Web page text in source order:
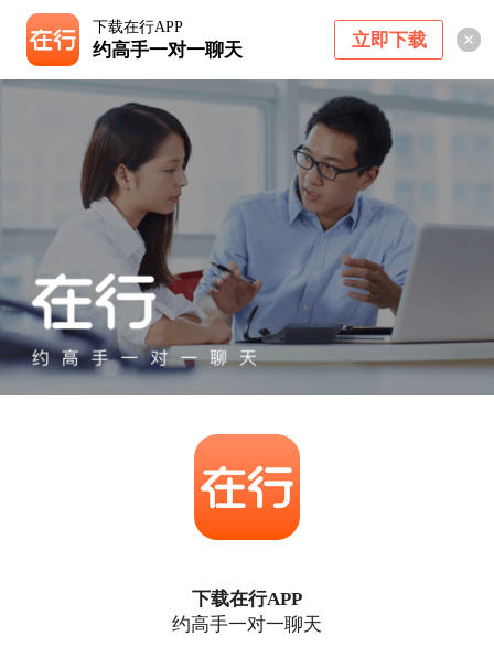
下载在行APP
约高手一对一聊天 立即下载
下载在行APP
约高手一对一聊天